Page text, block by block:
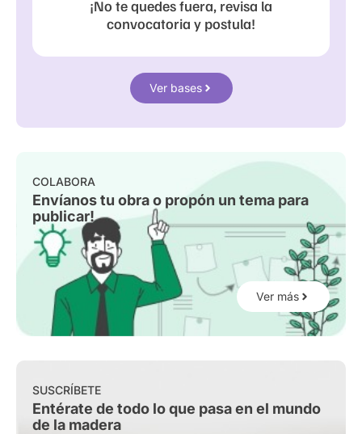
¡No te quedes fuera, revisa la
convocatoria y postula!
Ver bases
COLABORA
Envíanos tu obra o propón un tema para
publicar!
Ver más
SUSCRÍBETE
Entérate de todo lo que pasa en el mundo
de la madera